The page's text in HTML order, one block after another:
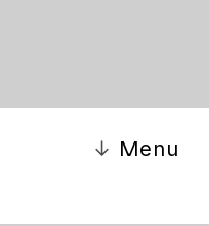
↓ Menu